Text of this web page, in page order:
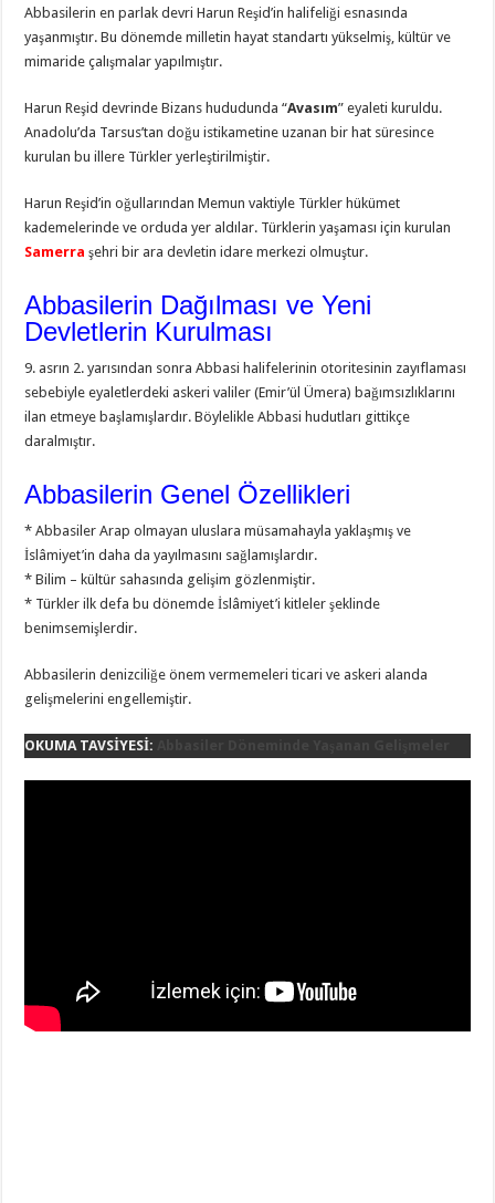
Abbasilerin en parlak devri Harun Reşid’in halifeliği esnasında
yaşanmıştır. Bu dönemde milletin hayat standartı yükselmiş, kültür ve
mimaride çalışmalar yapılmıştır.
Harun Reşid devrinde Bizans hududunda “Avasım” eyaleti kuruldu.
Anadolu’da Tarsus’tan doğu istikametine uzanan bir hat süresince
kurulan bu illere Türkler yerleştirilmiştir.
Harun Reşid’in oğullarından Memun vaktiyle Türkler hükümet
kademelerinde ve orduda yer aldılar. Türklerin yaşaması için kurulan
Samerra şehri bir ara devletin idare merkezi olmuştur.
Abbasilerin Dağılması ve Yeni
Devletlerin Kurulması
9. asrın 2. yarısından sonra Abbasi halifelerinin otoritesinin zayıflaması
sebebiyle eyaletlerdeki askeri valiler (Emir’ül Ümera) bağımsızlıklarını
ilan etmeye başlamışlardır. Böylelikle Abbasi hudutları gittikçe
daralmıştır.
Abbasilerin Genel Özellikleri
* Abbasiler Arap olmayan uluslara müsamahayla yaklaşmış ve
İslâmiyet’in daha da yayılmasını sağlamışlardır.
* Bilim – kültür sahasında gelişim gözlenmiştir.
* Türkler ilk defa bu dönemde İslâmiyet’i kitleler şeklinde
benimsemişlerdir.
Abbasilerin denizciliğe önem vermemeleri ticari ve askeri alanda
gelişmelerini engellemiştir.
OKUMA TAVSİYESİ: